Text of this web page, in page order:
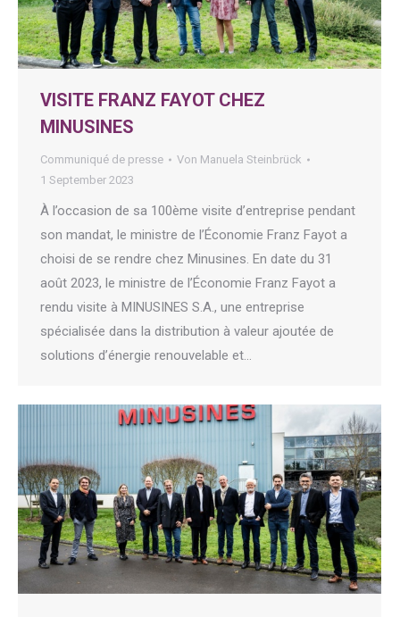
VISITE FRANZ FAYOT CHEZ
MINUSINES
Communiqué de presse Von Manuela Steinbrück
1 September 2023
À l’occasion de sa 100ème visite d’entreprise pendant
son mandat, le ministre de l’Économie Franz Fayot a
choisi de se rendre chez Minusines. En date du 31
août 2023, le ministre de l’Économie Franz Fayot a
rendu visite à MINUSINES S.A., une entreprise
spécialisée dans la distribution à valeur ajoutée de
solutions d’énergie renouvelable et…